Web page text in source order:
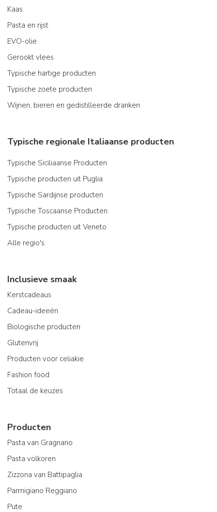
Kaas
Pasta en rijst
EVO-olie
Gerookt vlees
Typische hartige producten
Typische zoete producten
Wijnen, bieren en gedistilleerde dranken
Typische regionale Italiaanse producten
Typische Siciliaanse Producten
Typische producten uit Puglia
Typische Sardijnse producten
Typische Toscaanse Producten
Typische producten uit Veneto
Alle regio's
Inclusieve smaak
Kerstcadeaus
Cadeau-ideeën
Biologische producten
Glutenvrij
Producten voor celiakie
Fashion food
Totaal de keuzes
Producten
Pasta van Gragnano
Pasta volkoren
Zizzona van Battipaglia
Parmigiano Reggiano
Pute